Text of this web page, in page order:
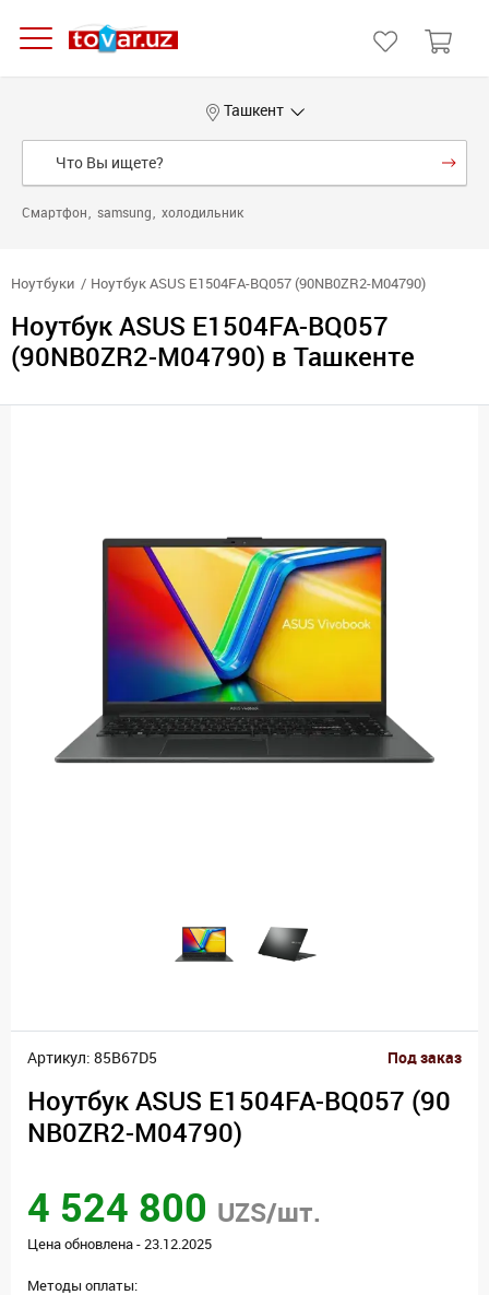
Ташкент
Смартфон samsung холодильник
Ноутбуки Ноутбук ASUS E1504FA-BQ057 (90NB0ZR2-M04790)
Ноутбук ASUS E1504FA-BQ057
(90NB0ZR2-M04790) в Ташкенте
Артикул: 85B67D5 Под заказ
Ноутбук ASUS E1504FA-BQ057 (90
NB0ZR2-M04790)
4 524 800 UZS/шт.
Цена обновлена - 23.12.2025
Методы оплаты: